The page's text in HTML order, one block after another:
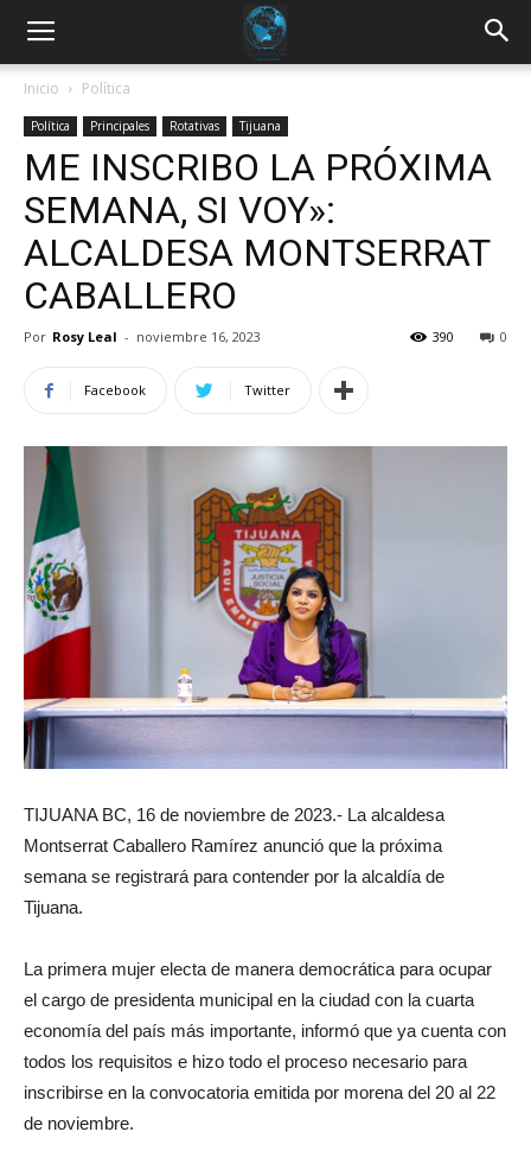
Inicio Política
Política Principales Rotativas Tijuana
ME INSCRIBO LA PRÓXIMA
SEMANA, SI VOY»:
ALCALDESA MONTSERRAT
CABALLERO
Por Rosy Leal - noviembre 16, 2023 0
390
Facebook Twitter
TIJUANA BC, 16 de noviembre de 2023.- La alcaldesa
Montserrat Caballero Ramírez anunció que la próxima
semana se registrará para contender por la alcaldía de
Tijuana.
La primera mujer electa de manera democrática para ocupar
el cargo de presidenta municipal en la ciudad con la cuarta
economía del país más importante, informó que ya cuenta con
todos los requisitos e hizo todo el proceso necesario para
inscribirse en la convocatoria emitida por morena del 20 al 22
de noviembre.